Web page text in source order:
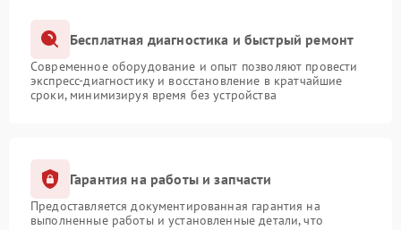
Бесплатная диагностика и быстрый ремонт
Современное оборудование и опыт позволяют провести
экспресс-диагностику и восстановление в кратчайшие
сроки, минимизируя время без устройства
Гарантия на работы и запчасти
Предоставляется документированная гарантия на
выполненные работы и установленные детали, что